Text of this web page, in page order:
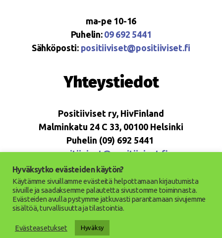
ma-pe 10-16
Puhelin: 09 692 5441
Sähköposti: positiiviset@positiiviset.fi
Yhteystiedot
Positiiviset ry, HivFinland
Malminkatu 24 C 33, 00100 Helsinki
Puhelin (09) 692 5441
positiiviset@positiiviset.fi
© 2026 Positiiviset ry
Tietosuojaseloste
Hyväksytko evästeiden käytön?
Käytämme sivuillamme evästeitä helpottamaan kirjautumista
sivuille ja saadaksemme palautetta sivustomme toiminnasta.
Evästeiden avulla pystymme jatkuvasti parantamaan sivujemme
sisältöä, turvallisuutta ja tilastointia.
Evästeasetukset Hyväksy